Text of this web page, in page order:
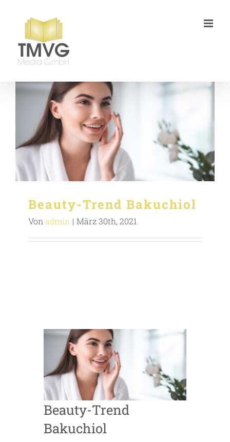
springen
Beauty-Trend Bakuchiol
Von admin | März 30th, 2021
Beauty-Trend
Bakuchiol